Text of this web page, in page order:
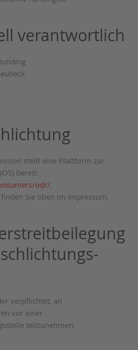
verantwortlich
stellt eine Plattform zur
bereit:
odr/.
Sie oben im Impressum.
verpflichtet, an
vor einer
teilzunehmen.